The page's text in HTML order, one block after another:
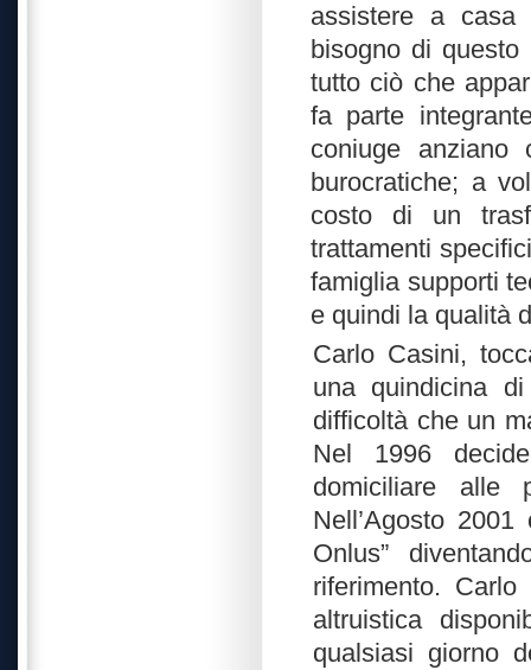
assistere a casa
bisogno di
tutto ciò che
fa parte
coniuge anziano
burocratiche; a
costo di un
trattamenti
famiglia supporti
e quindi la qualità
Carlo Casini,
una quindicina
difficoltà che un
Nel 1996
domiciliare alle
Nell’Agosto
Onlus”
riferimento.
altruistica
qualsiasi giorno